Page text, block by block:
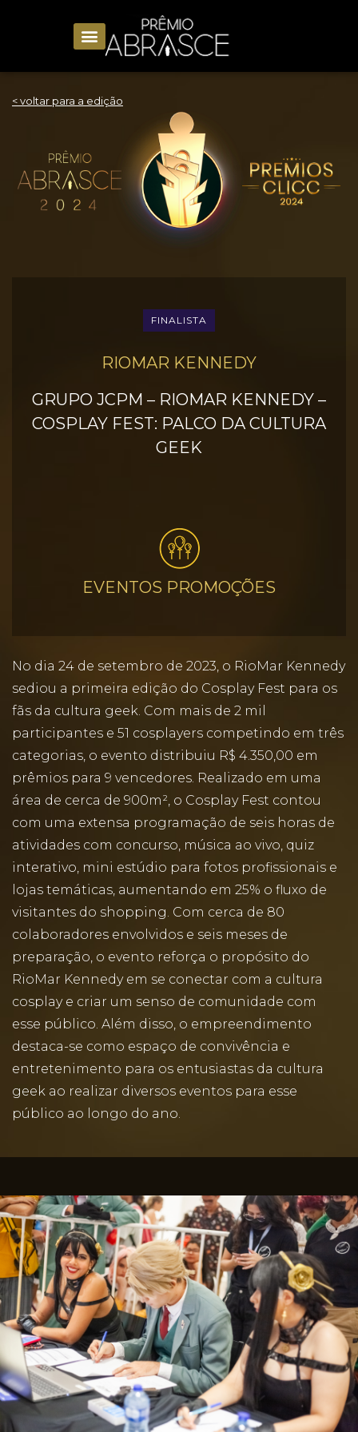
< voltar para a edição
FINALISTA
RIOMAR KENNEDY
GRUPO JCPM – RIOMAR KENNEDY –
COSPLAY FEST: PALCO DA CULTURA
GEEK
EVENTOS PROMOÇÕES
No dia 24 de setembro de 2023, o RioMar Kennedy
sediou a primeira edição do Cosplay Fest para os
fãs da cultura geek. Com mais de 2 mil
participantes e 51 cosplayers competindo em três
categorias, o evento distribuiu R$ 4.350,00 em
prêmios para 9 vencedores. Realizado em uma
área de cerca de 900m², o Cosplay Fest contou
com uma extensa programação de seis horas de
atividades com concurso, música ao vivo, quiz
interativo, mini estúdio para fotos profissionais e
lojas temáticas, aumentando em 25% o fluxo de
visitantes do shopping. Com cerca de 80
colaboradores envolvidos e seis meses de
preparação, o evento reforça o propósito do
RioMar Kennedy em se conectar com a cultura
cosplay e criar um senso de comunidade com
esse público. Além disso, o empreendimento
destaca-se como espaço de convivência e
entretenimento para os entusiastas da cultura
geek ao realizar diversos eventos para esse
público ao longo do ano.